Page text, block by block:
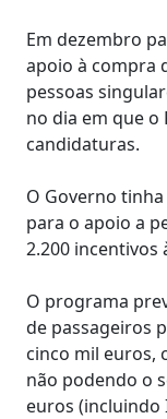
Em dezembro
apoio à compra
pessoas
no dia em que
candidaturas.
O Governo
para o apoio a
2.200 incentivos
O programa
de passageiros
cinco mil euros,
não podendo o
euros (incluindo